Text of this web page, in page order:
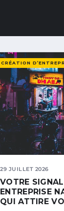
CRÉATION
29 JUILLET 2026
VOTRE
ENTREPRISE
QUI ATTIRE